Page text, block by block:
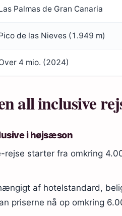
Palmas de Gran Canaria
de las Nieves (1.949 m)
4 mio. (2024)
all inclusive
i højsæson
rejse starter fra omkring
af hotelstandard,
priserne nå op omkring